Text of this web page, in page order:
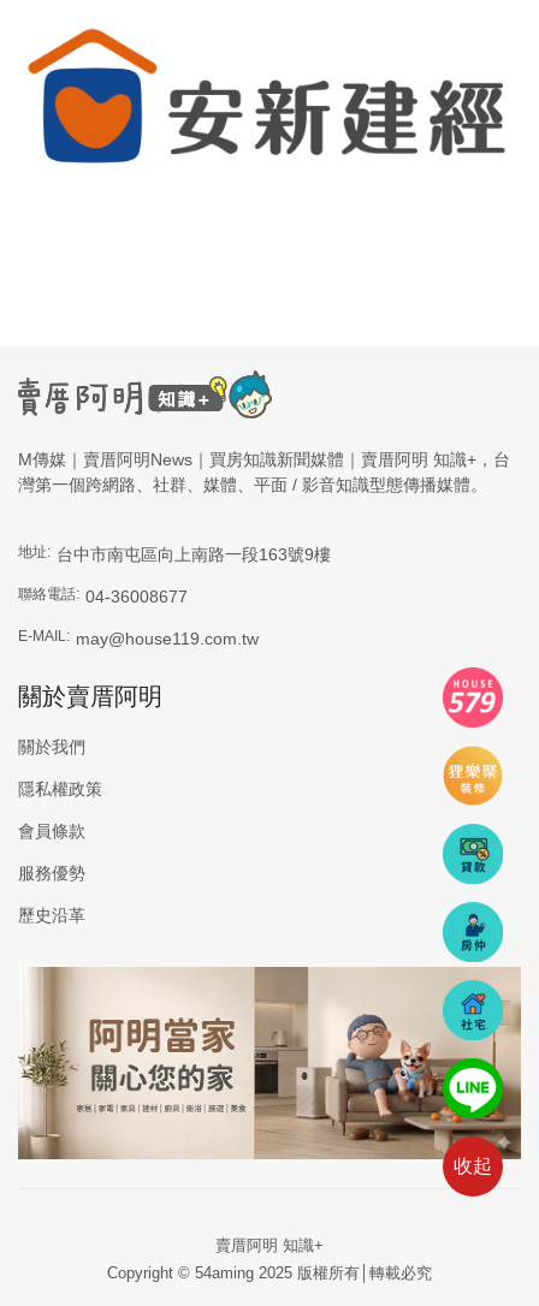
收起
M傳媒｜賣厝阿明News｜買房知識新聞媒體｜賣厝阿明 知識+，台
灣第一個跨網路、社群、媒體、平面 / 影音知識型態傳播媒體。
地址: 台中市南屯區向上南路一段163號9樓
聯絡電話: 04-36008677
E-MAIL: may@house119.com.tw
關於賣厝阿明
關於我們
隱私權政策
會員條款
服務優勢
歷史沿革
賣厝阿明 知識+
Copyright © 54aming 2025 版權所有│轉載必究